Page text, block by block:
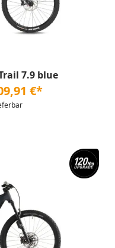
7.9 blue
€*